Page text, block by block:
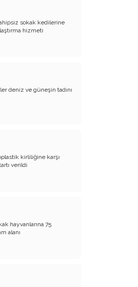
Burkan Hayat
- 1
İçindir!!
sokak kedilerine
hizmeti
deniz ve güneşin tadını
kirliliğine karşı
verildi
hayvanlarına 75
alanı